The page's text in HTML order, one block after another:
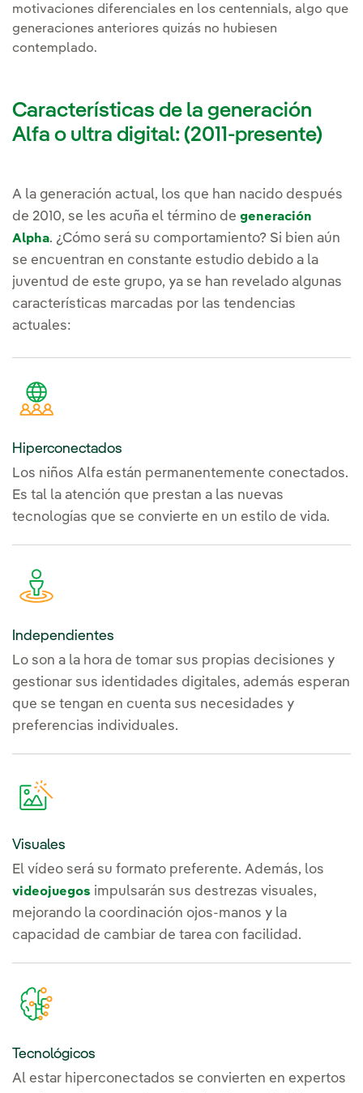
motivaciones diferenciales en los centennials, algo que
generaciones anteriores quizás no hubiesen
contemplado.
Características de la generación
Alfa o ultra digital: (2011-presente)
A la generación actual, los que han nacido después
de 2010, se les acuña el término de generación
Alpha. ¿Cómo será su comportamiento? Si bien aún
se encuentran en constante estudio debido a la
juventud de este grupo, ya se han revelado algunas
características marcadas por las tendencias
actuales:
Hiperconectados
Los niños Alfa están permanentemente conectados.
Es tal la atención que prestan a las nuevas
tecnologías que se convierte en un estilo de vida.
Independientes
Lo son a la hora de tomar sus propias decisiones y
gestionar sus identidades digitales, además esperan
que se tengan en cuenta sus necesidades y
preferencias individuales.
Visuales
El vídeo será su formato preferente. Además, los
videojuegos impulsarán sus destrezas visuales,
mejorando la coordinación ojos-manos y la
capacidad de cambiar de tarea con facilidad.
Tecnológicos
Al estar hiperconectados se convierten en expertos